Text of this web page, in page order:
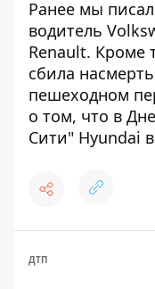
Ранее мы
водитель
Renault. Кроме
сбила
пешеходном
о том, что в
Сити" Hyundai
ДТП